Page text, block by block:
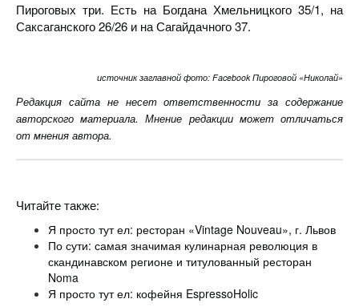
Пироговых три. Есть на Богдана Хмельницкого 35/1, на
Саксаганского 26/26 и на Сагайдачного 37.
источник заглавной фото: Facebook Пироговой «Николай»
Редакция сайта не несет ответственности за содержание
авторского материала. Мнение редакции может отличаться
от мнения автора.
Читайте также:
Я просто тут ел: ресторан «Vintage Nouveau», г. Львов
По сути: самая значимая кулинарная революция в
скандинавском регионе и титулованный ресторан
Noma
Я просто тут ел: кофейня EspressoHolic